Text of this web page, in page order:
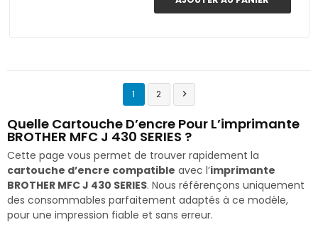
1 2 
Quelle Cartouche D’encre Pour L’imprimante
BROTHER MFC J 430 SERIES ?
Cette page vous permet de trouver rapidement la
cartouche d’encre compatible avec l’imprimante
BROTHER MFC J 430 SERIES. Nous référençons uniquement
des consommables parfaitement adaptés à ce modèle,
pour une impression fiable et sans erreur.